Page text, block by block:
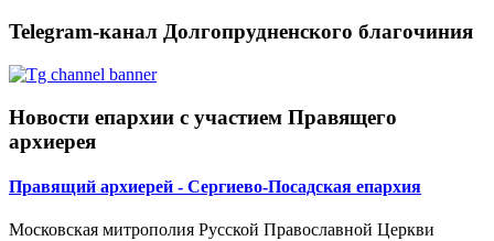
Telegram-канал Долгопрудненского благочиния
Новости епархии с участием Правящего
архиерея
Правящий архиерей - Сергиево-Посадская епархия
Московская митрополия Русской Православной Церкви